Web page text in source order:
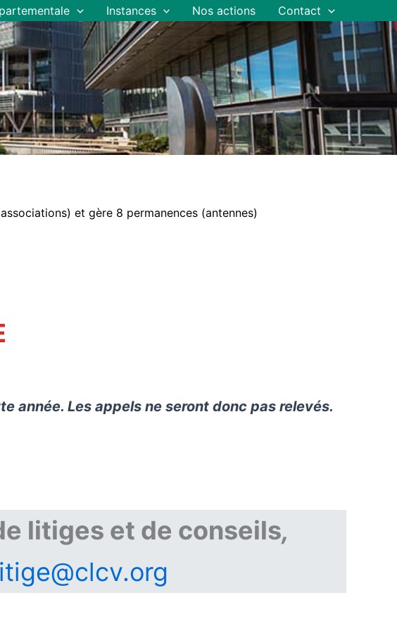
Instances Nos actions Contact
et gère 8 permanences (antennes)
année. Les appels ne seront donc pas relevés.
litiges et de conseils,